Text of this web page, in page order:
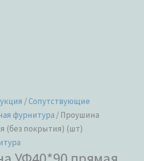
/Сопутствующие
фурнитура / Проушина
(без покрытия) (шт)